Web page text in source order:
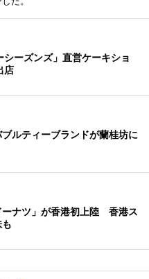
ーズンズ」直営ケーキショ
店
ルティーブランドが蘭桂坊に
ーナツ」が香港初上陸 香港ス